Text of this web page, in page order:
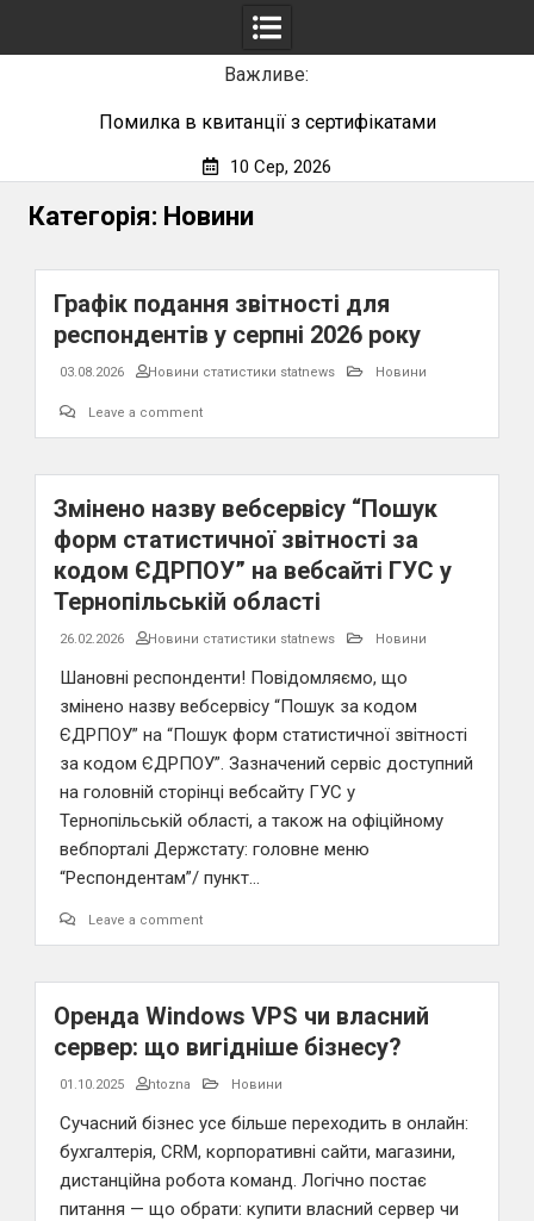
Важливе:
Помилка в квитанції з сертифікатами
10 Сер, 2026
Категорія: Новини
Графік подання звітності для
респондентів у серпні 2026 року
03.08.2026 Новини статистики statnews Новини
Leave a comment
Змінено назву вебсервісу “Пошук
форм статистичної звітності за
кодом ЄДРПОУ” на вебсайті ГУС у
Тернопільській області
26.02.2026 Новини статистики statnews Новини
Шановні респонденти! Повідомляємо, що
змінено назву вебсервісу “Пошук за кодом
ЄДРПОУ” на “Пошук форм статистичної звітності
за кодом ЄДРПОУ”. Зазначений сервіс доступний
на головній сторінці вебсайту ГУС у
Тернопільській області, а також на офіційному
вебпорталі Держстату: головне меню
“Респондентам”/ пункт…
Leave a comment
Оренда Windows VPS чи власний
сервер: що вигідніше бізнесу?
01.10.2025 htozna Новини
Сучасний бізнес усе більше переходить в онлайн:
бухгалтерія, CRM, корпоративні сайти, магазини,
дистанційна робота команд. Логічно постає
питання — що обрати: купити власний сервер чи